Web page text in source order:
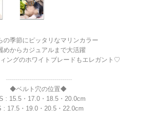
の季節にピッタリなマリンカラー
めからカジュアルまで大活躍
ングのホワイトブレードもエレガント♡
----------------------------------
◆ベルト穴の位置◆
: 15.5・17.0・18.5・20.0cm
: 17.5・19.0・20.5・22.0cm